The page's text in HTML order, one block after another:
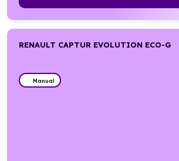
RENAULT CAPTUR EVOLUTION ECO-G
Manual